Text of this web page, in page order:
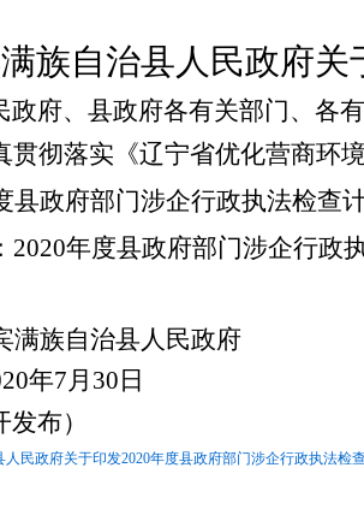
族自治县人民政府关
政府、县政府各有关部门、各
贯彻落实《辽宁省优化营商环
县政府部门涉企行政执法检查
2020年度县政府部门涉企行政
满族自治县人民政府
7月30日
发布）
人民政府关于印发2020年度县政府部门涉企行政执法检